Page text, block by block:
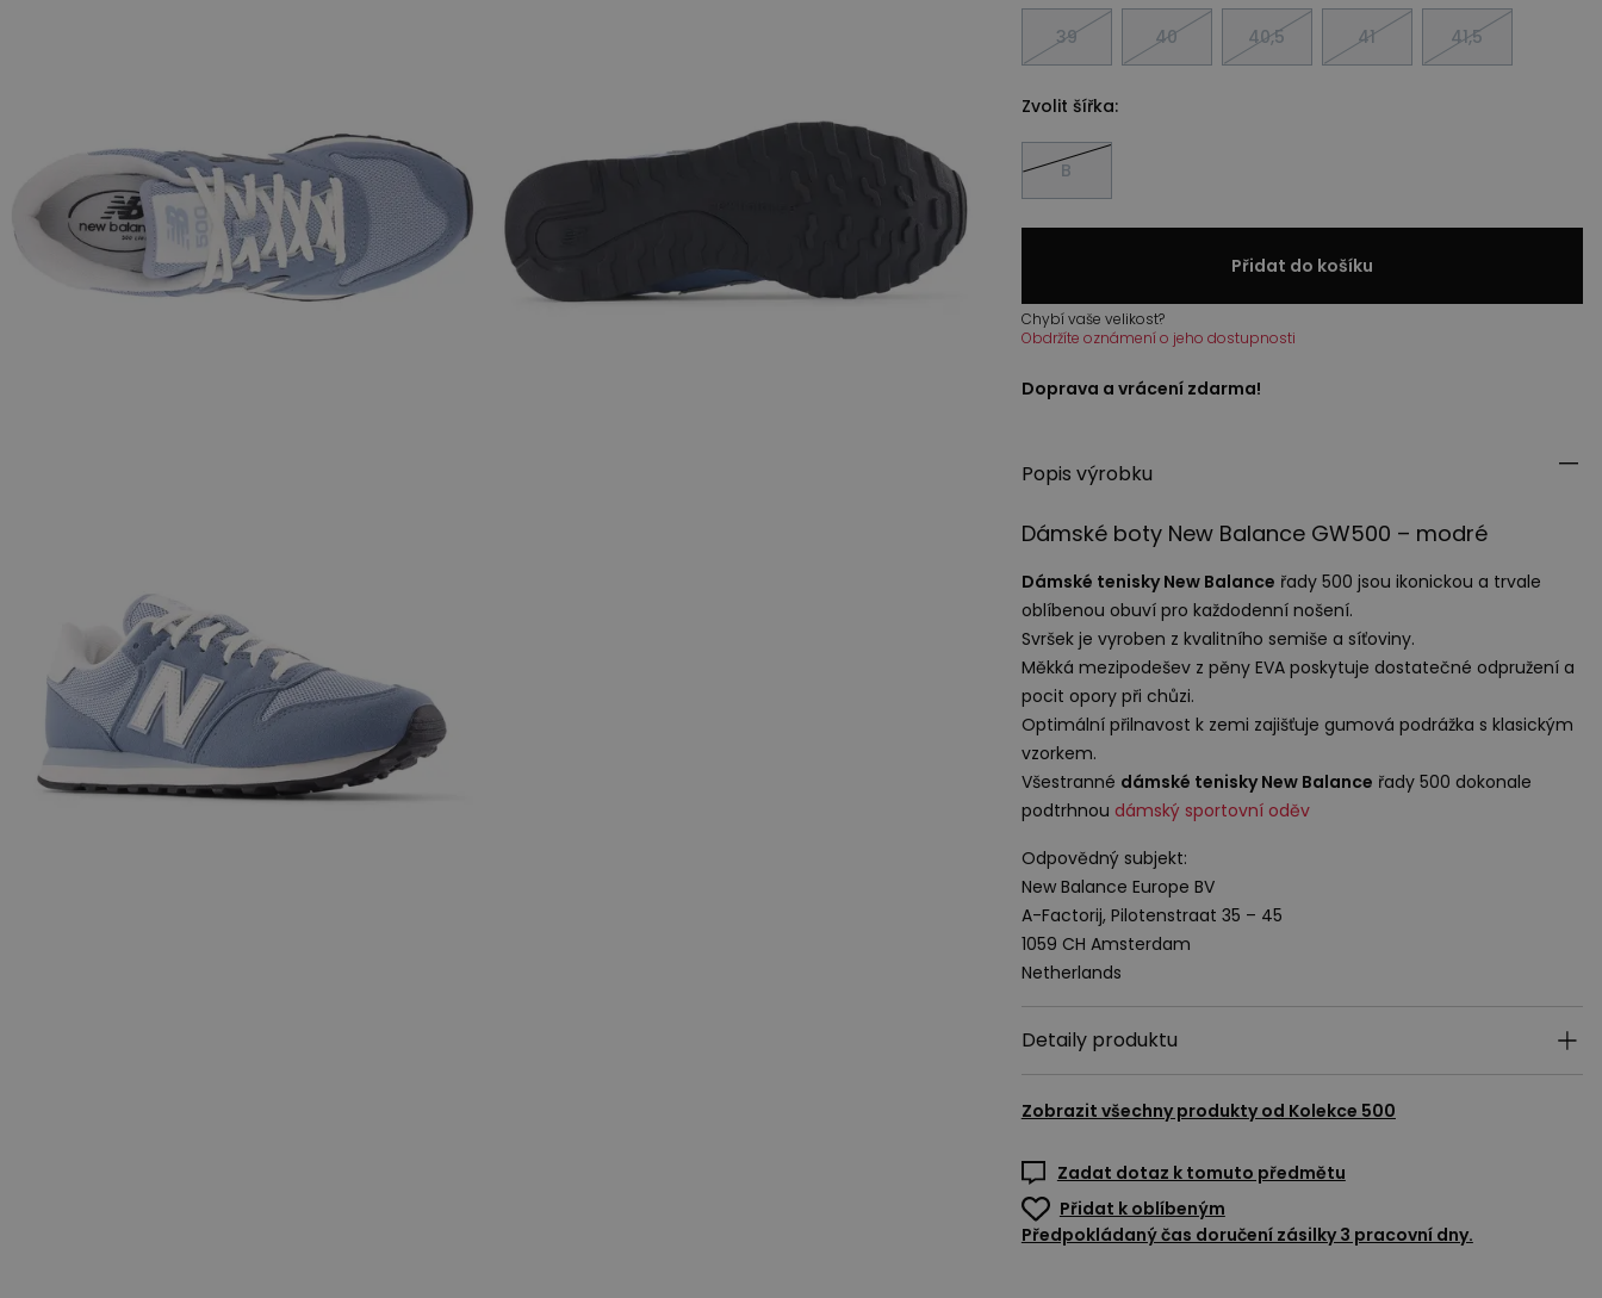
39 40 40,5 41 41,5
Zvolit šířka:
B
Přidat do košíku
Chybí vaše velikost?
Obdržíte oznámení o jeho dostupnosti
Doprava a vrácení zdarma!
Popis výrobku
Dámské boty New Balance GW500 – modré
Dámské tenisky New Balance řady 500 jsou ikonickou a trvale
oblíbenou obuví pro každodenní nošení.
Svršek je vyroben z kvalitního semiše a síťoviny.
Měkká mezipodešev z pěny EVAposkytuje dostatečné odpružení a
pocit opory při chůzi.
Optimální přilnavost k zemi zajišťuje gumová podrážka s klasickým
vzorkem.
Všestranné dámské tenisky New Balance řady 500 dokonale
podtrhnou dámský sportovní oděv
Odpovědný subjekt:
New Balance Europe BV
A-Factorij, Pilotenstraat 35 – 45
1059 CH Amsterdam
Netherlands
Detaily produktu
Zobrazit všechny produkty od Kolekce 500
Zadat dotaz k tomuto předmětu
Přidat k oblíbeným
Předpokládaný čas doručení zásilky 3 pracovní dny.